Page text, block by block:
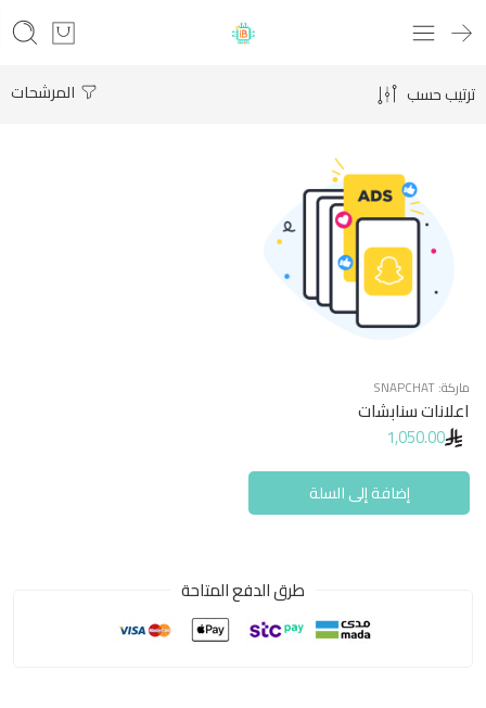
المرشحات ترتيب حسب
ماركة:SNAPCHAT
اعلانات سنابشات
1,050.00
إضافة إلى السلة
طرق الدفع المتاحة